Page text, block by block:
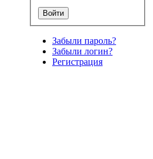
Забыли пароль?
Забыли логин?
Регистрация